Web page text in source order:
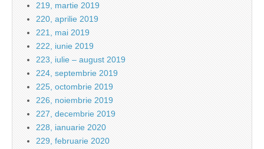
219, martie 2019
220, aprilie 2019
221, mai 2019
222, iunie 2019
223, iulie – august 2019
224, septembrie 2019
225, octombrie 2019
226, noiembrie 2019
227, decembrie 2019
228, ianuarie 2020
229, februarie 2020